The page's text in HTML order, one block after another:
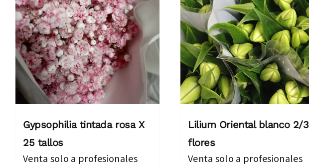
Gypsophilia tintada rosa X
25 tallos
Venta solo a profesionales
Lilium Oriental blanco 2/3
flores
Venta solo a profesionales